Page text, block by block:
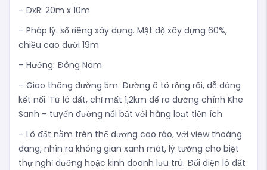
– DxR: 20m x 10m
– Pháp lý: sổ riêng xây dựng. Mật độ xây dựng 60%,
chiều cao dưới 19m
– Hướng: Đông Nam
– Giao thông đường 5m. Đường ô tô rộng rãi, dễ dàng
kết nối. Từ lô đất, chỉ mất 1,2km để ra đường chính Khe
Sanh – tuyến đường nổi bật với hàng loạt tiện ích
– Lô đất nằm trên thế dương cao ráo, với view thoáng
đãng, nhìn ra không gian xanh mát, lý tưởng cho biệt
thự nghỉ dưỡng hoặc kinh doanh lưu trú. Đối diện lô đất